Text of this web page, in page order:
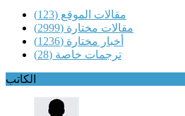
مقالات الموقع (123)
مقالات مختارة (2999)
أخبار مختارة (1236)
ترجمات خاصة (28)
الكاتب